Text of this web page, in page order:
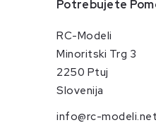
Potrebujete
RC-Modeli
Minoritski Trg 3
2250 Ptuj
Slovenija
info@rc-modeli.net